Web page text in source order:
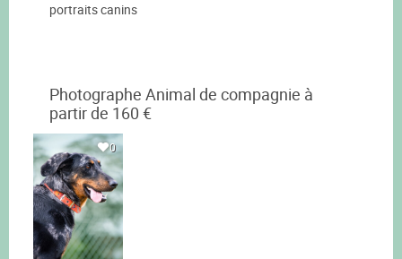
portraits canins
Photographe Animal de compagnie à
partir de 160 €
0